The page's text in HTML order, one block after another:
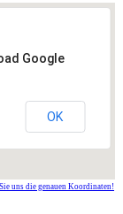
Google
OK
uns die genauen Koordinaten!